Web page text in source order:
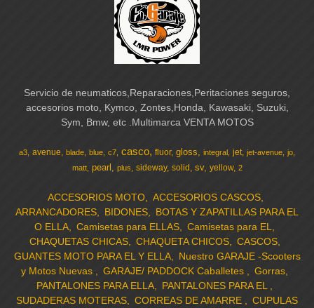
Servicio de neumaticos,Reparaciones,Peritaciones seguros,
accesorios moto, Kymco, Zontes,Honda, Kawasaki, Suzuki,
Sym, Bmw, etc .Multimarca VENTA MOTOS
a3 avenue blade blue c7 casco fluor gloss integral jet jet-avenue jo
matt
pearl plus sideway solid sv yellow 2
ACCESORIOS MOTO
ACCESORIOS CASCOS
ARRANCADORES
BIDONES
BOTAS Y ZAPATILLAS PARA EL
O ELLA
Camisetas para ELLAS
Camisetas para EL
CHAQUETAS CHICAS
CHAQUETA CHICOS
CASCOS
GUANTES MOTO PARA EL Y ELLA
Nuestro GARAJE -Scooters
y Motos Nuevas
GARAJE/ PADDOCK Caballetes
Gorras
PANTALONES PARA ELLA
PANTALONES PARA EL
SUDADERAS MOTERAS
CORREAS DE AMARRE CUPULAS